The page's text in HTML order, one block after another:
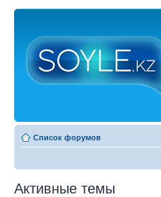
Список форумов
Активные темы